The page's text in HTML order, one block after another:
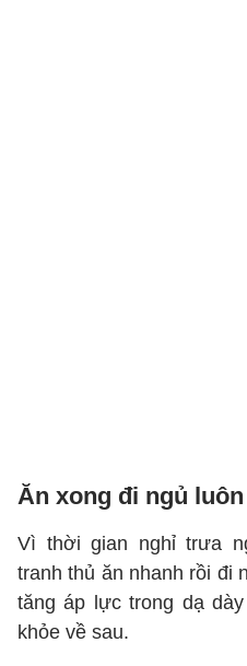
Ăn xong đi ngủ luôn
Vì thời gian nghỉ trưa
tranh thủ ăn nhanh rồi đi
tăng áp lực trong dạ
khỏe về sau.